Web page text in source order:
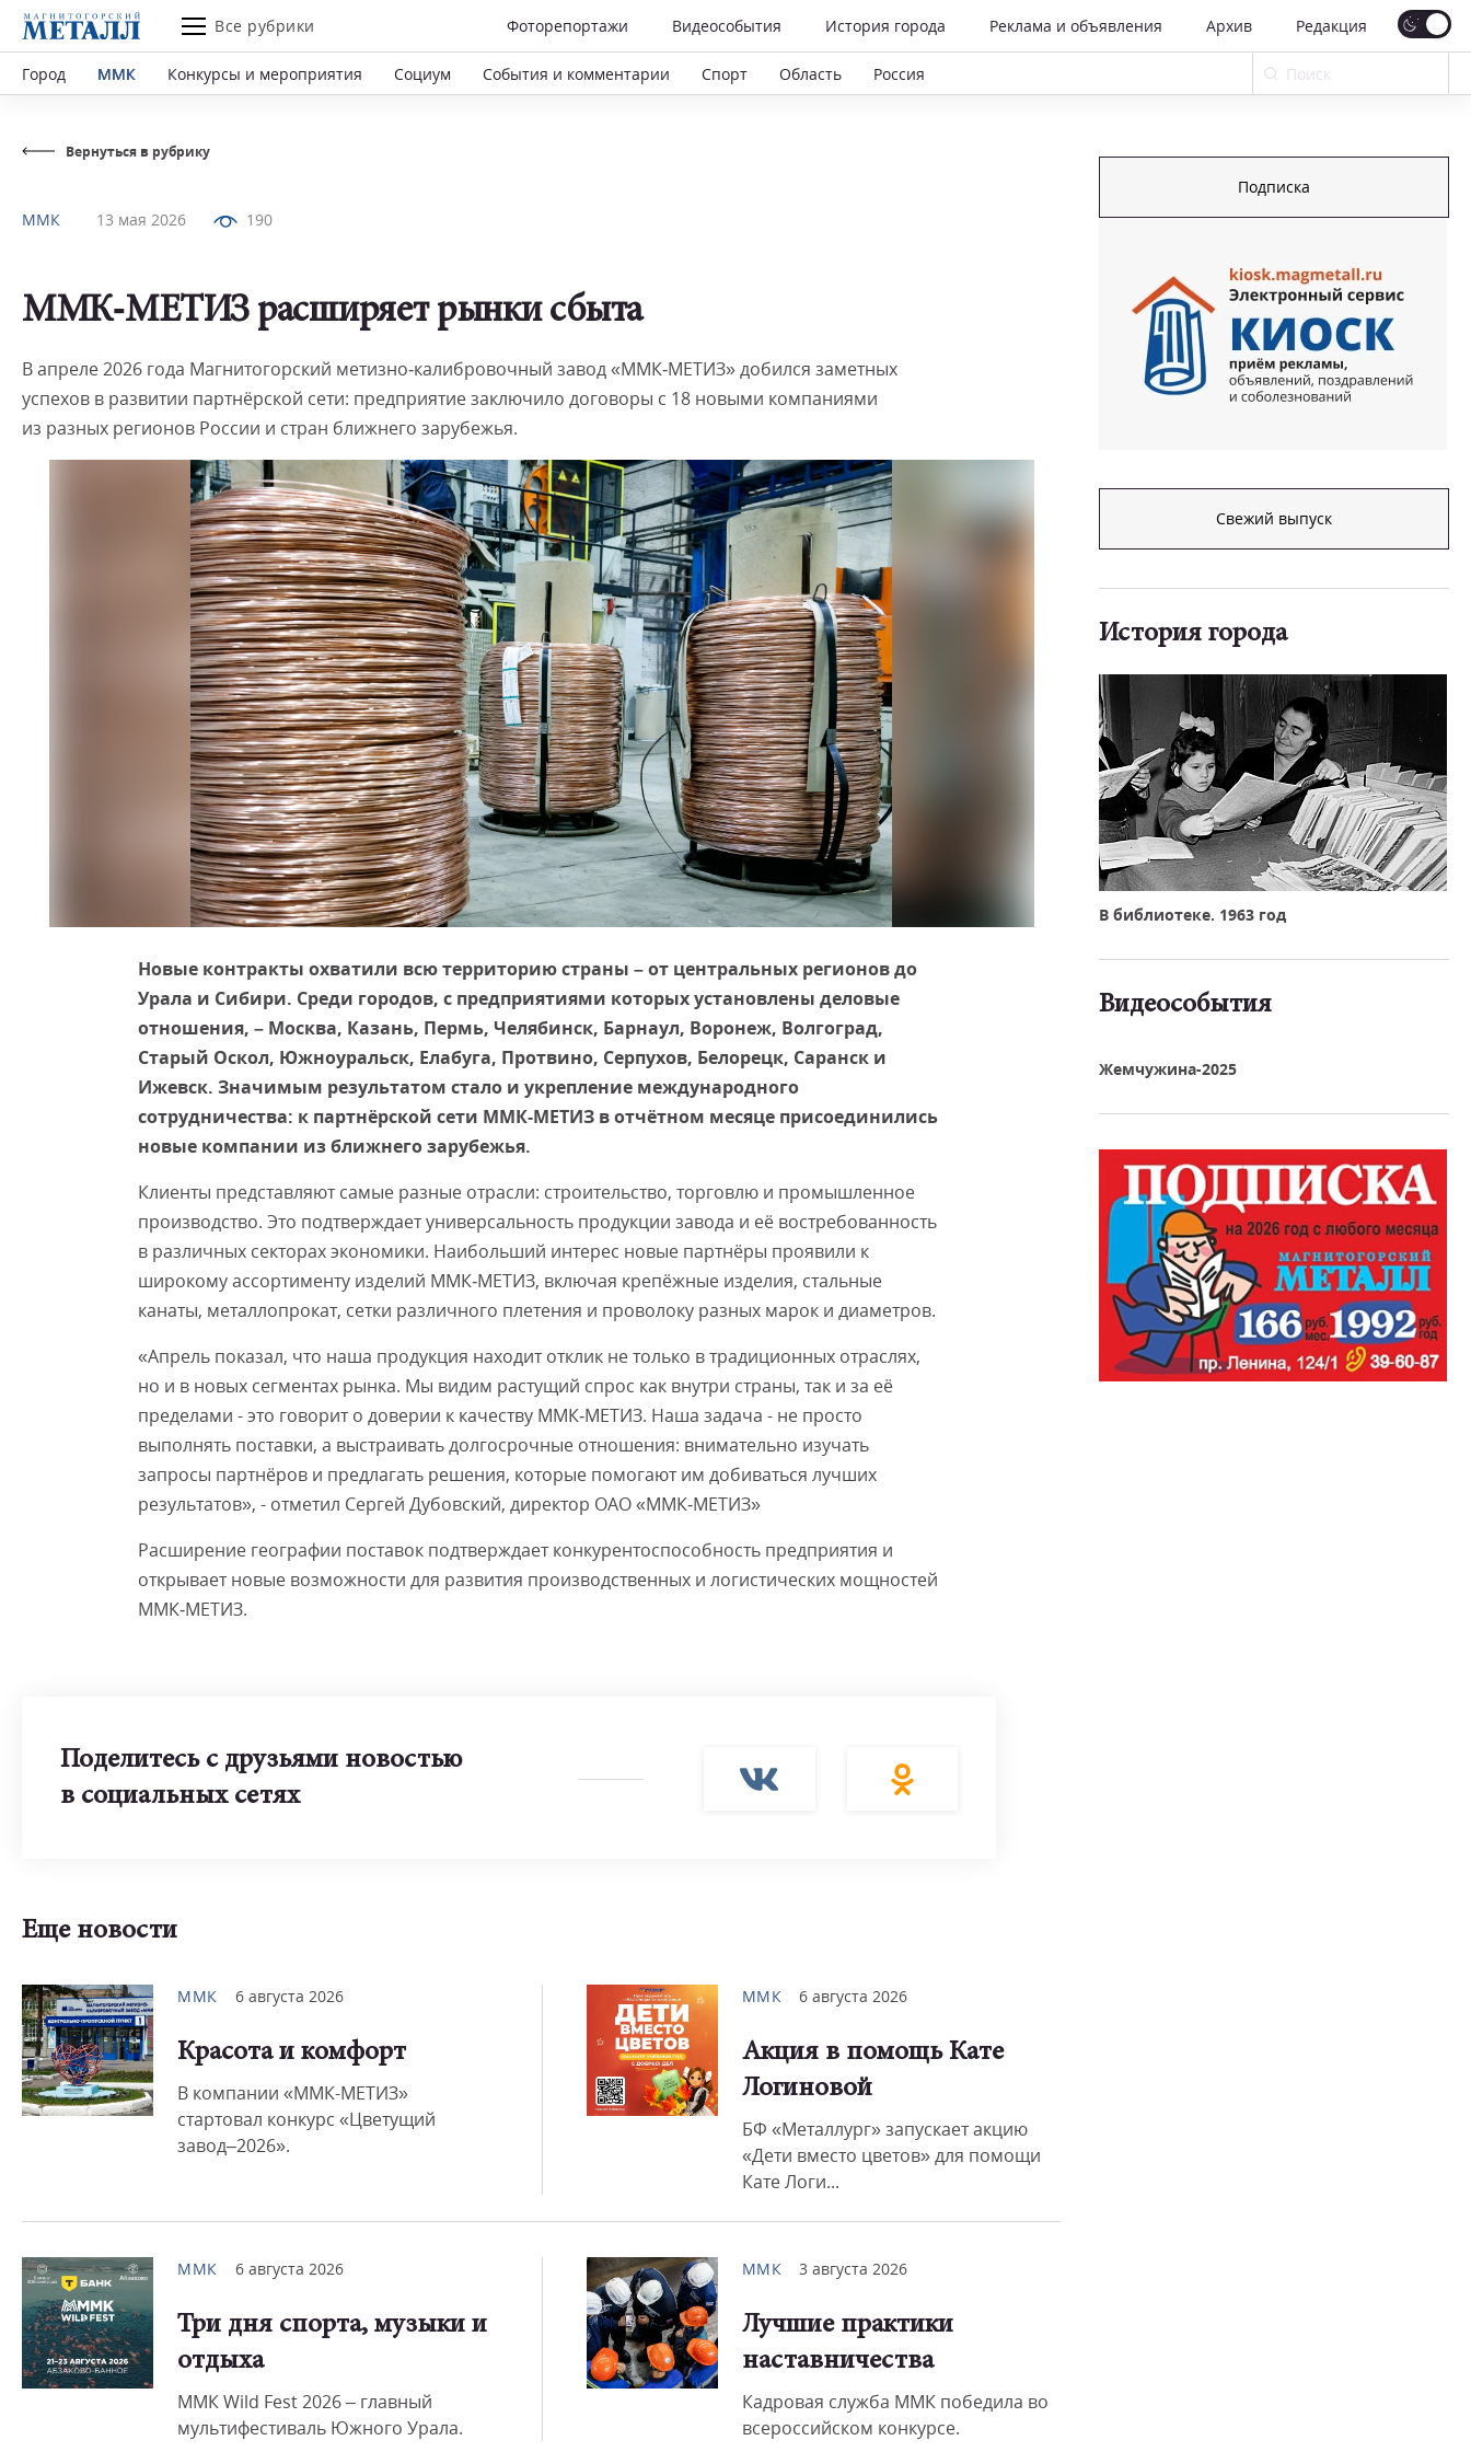
Все рубрики Фоторепортажи Видеособытия История города Реклама и объявления Архив Редакция
Город ММК Конкурсы и мероприятия Социум События и комментарии Спорт Область Россия
Вернуться в рубрику
ММК 13 мая 2026 190
ММК‑МЕТИЗ расширяет рынки сбыта
В апреле 2026 года Магнитогорский метизно‑калибровочный завод «ММК‑МЕТИЗ» добился заметных
успехов в развитии партнёрской сети: предприятие заключило договоры с 18 новыми компаниями
из разных регионов России и стран ближнего зарубежья.
Новые контракты охватили всю территорию страны – от центральных регионов до
Урала и Сибири. Среди городов, с предприятиями которых установлены деловые
отношения, – Москва, Казань, Пермь, Челябинск, Барнаул, Воронеж, Волгоград,
Старый Оскол, Южноуральск, Елабуга, Протвино, Серпухов, Белорецк, Саранск и
Ижевск. Значимым результатом стало и укрепление международного
сотрудничества: к партнёрской сети ММК‑МЕТИЗ в отчётном месяце присоединились
новые компании из ближнего зарубежья.
Клиенты представляют самые разные отрасли: строительство, торговлю и промышленное
производство. Это подтверждает универсальность продукции завода и её востребованность
в различных секторах экономики. Наибольший интерес новые партнёры проявили к
широкому ассортименту изделий ММК‑МЕТИЗ, включая крепёжные изделия, стальные
канаты, металлопрокат, сетки различного плетения и проволоку разных марок и диаметров.
«Апрель показал, что наша продукция находит отклик не только в традиционных отраслях,
но и в новых сегментах рынка. Мы видим растущий спрос как внутри страны, так и за её
пределами - это говорит о доверии к качеству ММК‑МЕТИЗ. Наша задача - не просто
выполнять поставки, а выстраивать долгосрочные отношения: внимательно изучать
запросы партнёров и предлагать решения, которые помогают им добиваться лучших
результатов», - отметил Сергей Дубовский, директор ОАО «ММК‑МЕТИЗ»
Расширение географии поставок подтверждает конкурентоспособность предприятия и
открывает новые возможности для развития производственных и логистических мощностей
ММК‑МЕТИЗ.
Поделитесь с друзьями новостью
в социальных сетях
Еще новости
ММК 6 августа 2026
Красота и комфорт
В компании «ММК-МЕТИЗ»
стартовал конкурс «Цветущий
завод–2026».
ММК 6 августа 2026
Акция в помощь Кате
Логиновой
БФ «Металлург» запускает акцию
«Дети вместо цветов» для помощи
Кате Логи...
ММК 6 августа 2026
Три дня спорта, музыки и
отдыха
ММК Wild Fest 2026 – главный
мультифестиваль Южного Урала.
ММК 3 августа 2026
Лучшие практики
наставничества
Кадровая служба ММК победила во
всероссийском конкурсе.
Подписка
Свежий выпуск
История города
В библиотеке. 1963 год
Видеособытия
Жемчужина-2025